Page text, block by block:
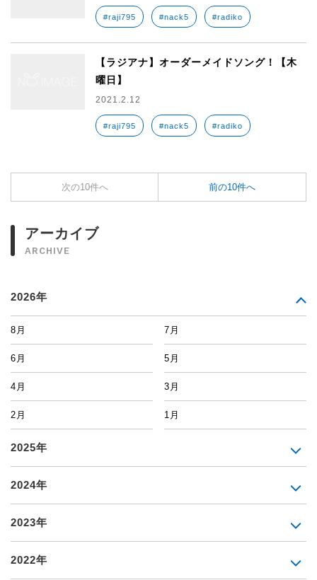
#raji795 #nack5 #radiko
【ラジアナ】オーダーメイドソング！【木
曜日】
2021.2.12
#raji795 #nack5 #radiko
次の10件へ 前の10件へ
アーカイブ
ARCHIVE
2026年
8月 7月
6月 5月
4月 3月
2月 1月
2025年
2024年
2023年
2022年